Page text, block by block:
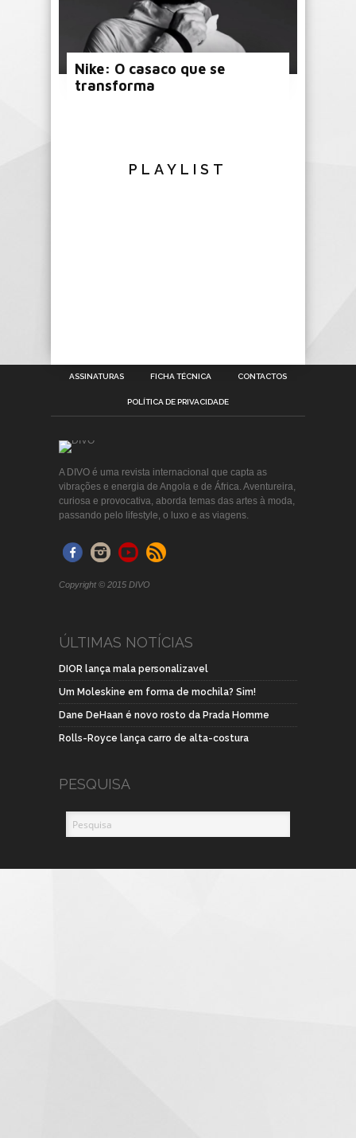
Nike: O casaco que se
transforma
PLAYLIST
ASSINATURAS FICHA TÉCNICA CONTACTOS
POLÍTICA DE PRIVACIDADE
A DIVO é uma revista internacional que capta as
vibrações e energia de Angola e de África. Aventureira,
curiosa e provocativa, aborda temas das artes à moda,
passando pelo lifestyle, o luxo e as viagens.
Copyright © 2015 DIVO
ÚLTIMAS NOTÍCIAS
DIOR lança mala personalizavel
Um Moleskine em forma de mochila? Sim!
Dane DeHaan é novo rosto da Prada Homme
Rolls-Royce lança carro de alta-costura
PESQUISA